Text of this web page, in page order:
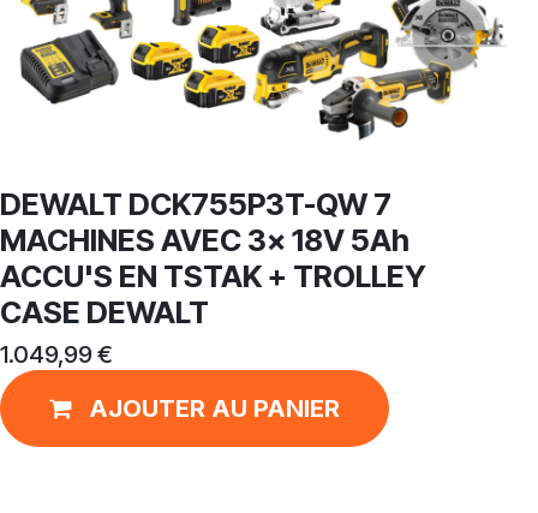
DEWALT DCK755P3T-QW 7
MACHINES AVEC 3x 18V 5Ah
ACCU'S EN TSTAK + TROLLEY
CASE DEWALT
1.049,99€
AJOUTER AU PANIER